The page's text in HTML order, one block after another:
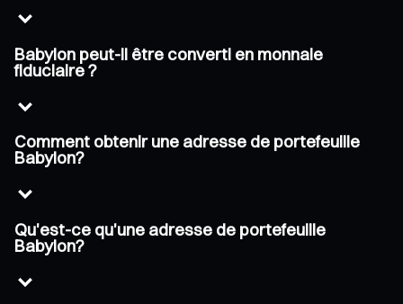
Babylon peut-il être converti en monnaie
fiduciaire ?
Comment obtenir une adresse de portefeuille
Babylon?
Qu'est-ce qu'une adresse de portefeuille
Babylon?